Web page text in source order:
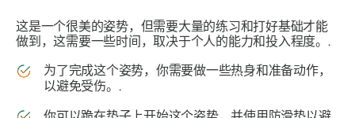
这是一个很美的姿势，但需要大量的练习和打好基础才能
做到，这需要一些时间，取决于个人的能力和投入程度。.
为了完成这个姿势，你需要做一些热身和准备动作，
以避免受伤。.